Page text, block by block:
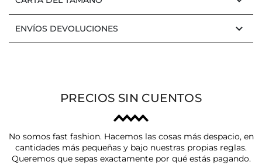
ENVÍOS DEVOLUCIONES keyboard_arrow_down
PRECIOS SIN CUENTOS
No somos fast fashion. Hacemos las cosas más despacio, en
cantidades más pequeñas y bajo nuestras propias reglas.
Queremos que sepas exactamente por qué estás pagando.